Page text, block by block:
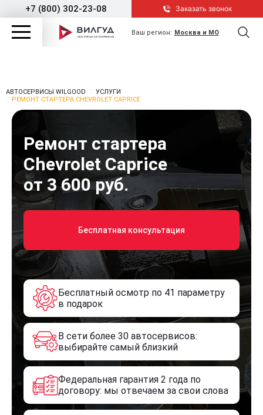
+7 (800) 302-23-08 Заказать звонок
Ваш регион: Москва и МО
АВТОСЕРВИСЫ WILGOOD
УСЛУГИ
РЕМОНТ СТАРТЕРА CHEVROLET CAPRICE
Ремонт стартера
Chevrolet Caprice
от 3 600 руб.
Бесплатная консультация
Бесплатный осмотр по 41 параметру
в подарок
В сети более 30 автосервисов:
выбирайте самый близкий
Федеральная гарантия 2 года по
договору: мы отвечаем за свои слова